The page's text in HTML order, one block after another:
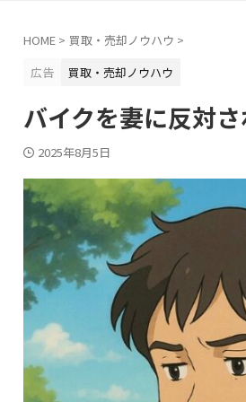
HOME > 買取・売却ノウハウ >
広告
買取・売却ノウハウ
バイクを妻に反対
2025年8月5日